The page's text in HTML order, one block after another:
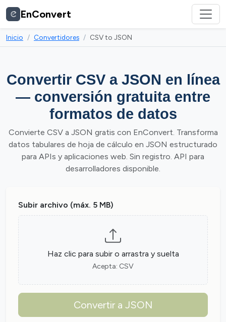
EnConvert
Inicio Convertidores CSV to JSON
Convertir CSV a JSON en línea
— conversión gratuita entre
formatos de datos
Convierte CSV a JSON gratis con EnConvert. Transforma
datos tabulares de hoja de cálculo en JSON estructurado
para APIs y aplicaciones web. Sin registro. API para
desarrolladores disponible.
Subir archivo (máx. 5 MB)
Haz clic para subir o arrastra y suelta
Acepta: CSV
Convertir a JSON